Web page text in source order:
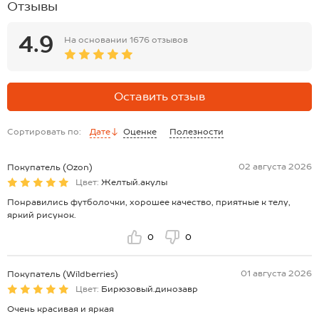
Отзывы
4.9 На основании 1676 отзывов
Оставить отзыв
Сортировать по: Дате Оценке Полезности
Покупатель (Ozon)
02 августа 2026
Цвет: Желтый.акулы
Понравились футболочки, хорошее качество, приятные к телу,
яркий рисунок.
0 0
Покупатель (Wildberries)
01 августа 2026
Цвет: Бирюзовый.динозавр
Очень красивая и яркая